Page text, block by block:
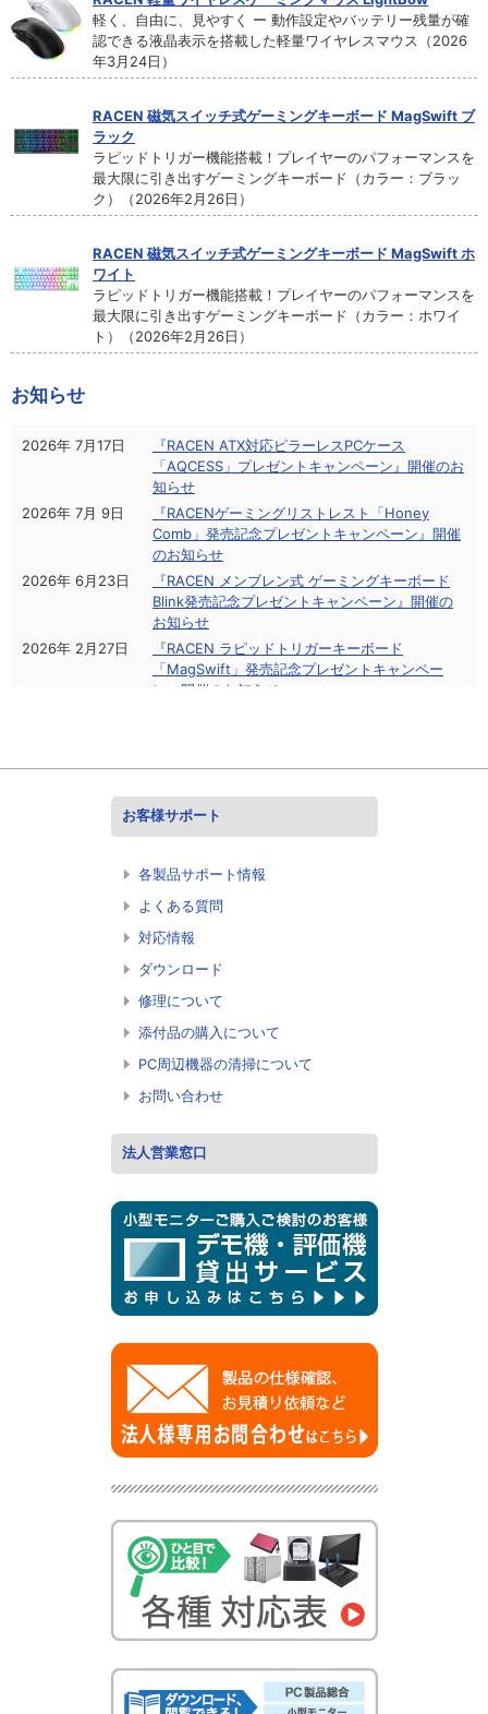
軽く、自由に、見やすく ー 動作設定やバッテリー残量が確
認できる液晶表示を搭載した軽量ワイヤレスマウス（2026
年3月24日）
RACEN 磁気スイッチ式ゲーミングキーボード MagSwift ブ
ラック
ラピッドトリガー機能搭載！プレイヤーのパフォーマンスを
最大限に引き出すゲーミングキーボード（カラー：ブラッ
ク）（2026年2月26日）
RACEN 磁気スイッチ式ゲーミングキーボード MagSwift ホ
ワイト
ラピッドトリガー機能搭載！プレイヤーのパフォーマンスを
最大限に引き出すゲーミングキーボード（カラー：ホワイ
ト）（2026年2月26日）
お知らせ
2026年 7月17日
『RACEN ATX対応ピラーレスPCケース
「AQCESS」プレゼントキャンペーン』開催のお
知らせ
2026年 7月 9日
『RACENゲーミングリストレスト「Honey
Comb」発売記念プレゼントキャンペーン』開催
のお知らせ
2026年 6月23日
『RACEN メンブレン式 ゲーミングキーボード
Blink発売記念プレゼントキャンペーン』開催の
お知らせ
2026年 2月27日
『RACEN ラピッドトリガーキーボード
「MagSwift」発売記念プレゼントキャンペー
ン』開催のお知らせ
使って、ゲーミングPCでゲーム実況やゲームプ
レイ動画の配信をしてみたい。」のページを公開
2025年 1月23日
「RACEN ゲーミングマウスパッド Stardust
『RACEN ゲーミングマイクアーム「Snow
Viper」』発売記念プレゼントキャンペーンのお
知らせ
M.2 SSDの形状・特長について」のページを公開
しました
トピックス「メンブレンキーボードって何？？」
のページを公開しました
お客様サポート
各製品サポート情報
よくある質問
対応情報
ダウンロード
修理について
添付品の購入について
PC周辺機器の清掃について
お問い合わせ
法人営業窓口